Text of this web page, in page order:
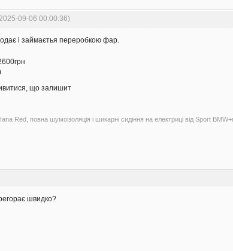
09-06 00:00:36)
і займаєтья переробкою фар.
що залишит
Red, повна шумоізоляція і шикарні сидіння на електриці від Sport
швидко?